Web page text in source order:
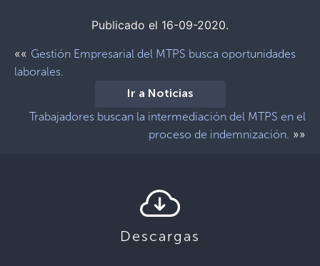
Publicado el 16-09-2020.
«« Gestión Empresarial del MTPS busca oportunidades
laborales.
Ir a Noticias
Trabajadores buscan la intermediación del MTPS en el
proceso de indemnización. »»
Descargas